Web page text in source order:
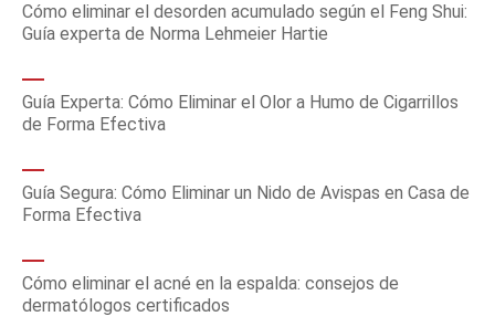
Cómo eliminar el desorden acumulado según el Feng Shui:
Guía experta de Norma Lehmeier Hartie
Guía Experta: Cómo Eliminar el Olor a Humo de Cigarrillos
de Forma Efectiva
Guía Segura: Cómo Eliminar un Nido de Avispas en Casa de
Forma Efectiva
Cómo eliminar el acné en la espalda: consejos de
dermatólogos certificados